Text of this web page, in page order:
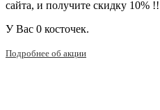
сайта, и получите скидку 10%
У Вас 0 косточек.
Подробнее об акции